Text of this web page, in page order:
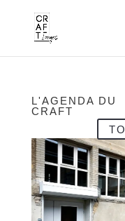
L'AGENDA DU
CRAFT